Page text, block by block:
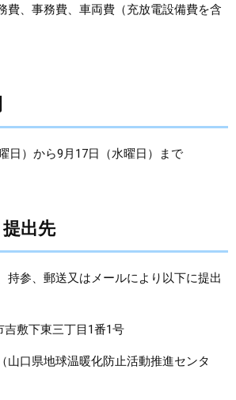
費、事務費、車両費（充放電設備費を含
日）から9月17日（水曜日）まで
出先
持参、郵送又はメールにより以下に提出
敷下東三丁目1番1号
山口県地球温暖化防止活動推進センタ